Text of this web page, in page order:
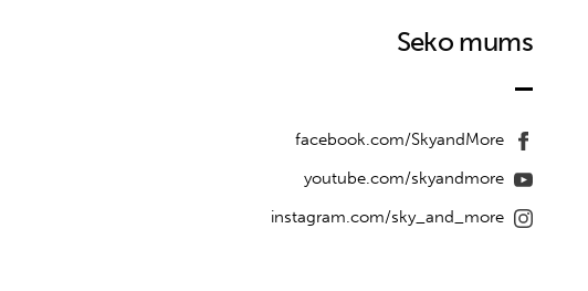
Seko mums
facebook.com/SkyandMore
youtube.com/skyandmore
instagram.com/sky_and_more